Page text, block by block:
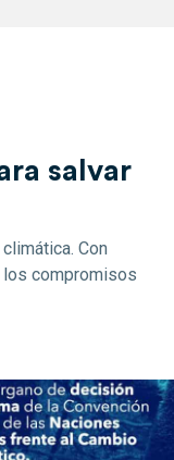
salvar
Con
compromisos